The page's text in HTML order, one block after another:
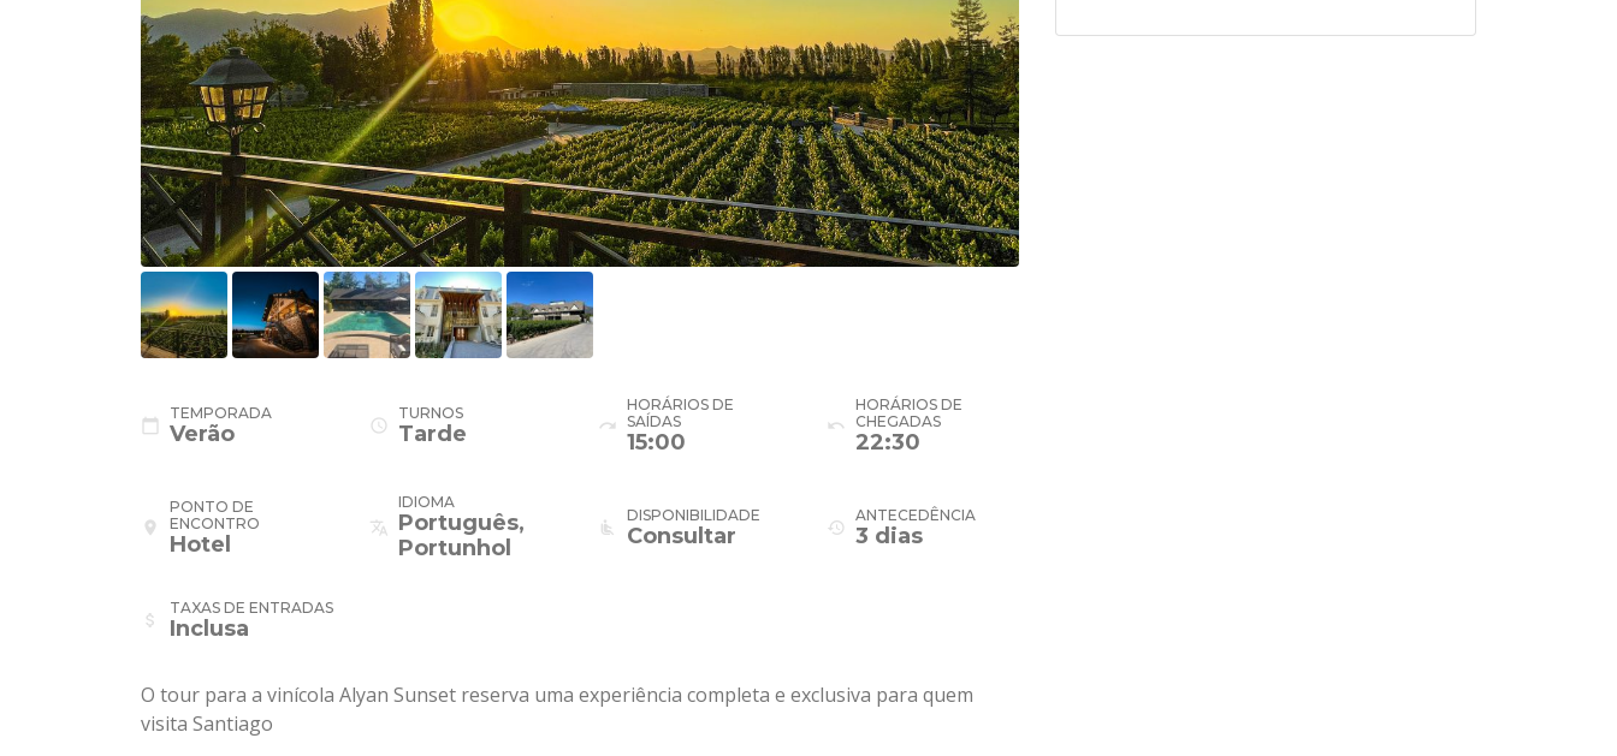
calendar_today
TEMPORADA
Verão schedule
TURNOS
Tarde redo
HORÁRIOS DE
SAÍDAS
15:00
undo
HORÁRIOS DE
CHEGADAS
22:30
place
PONTO DE
ENCONTRO
Hotel
translate
IDIOMA
Português,
Portunhol
airline_seat_recline_normal
DISPONIBILIDADE
Consultar history
ANTECEDÊNCIA
3 dias
attach_money
TAXAS DE ENTRADAS
Inclusa
O tour para a vinícola Alyan Sunset reserva uma experiência completa e exclusiva para quem
visita Santiago